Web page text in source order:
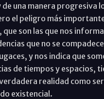
de una manera progresiva
el peligro más
que son las que nos
que no se
y nos indica que
de tiempos y espacios,
realidad como
existencial.